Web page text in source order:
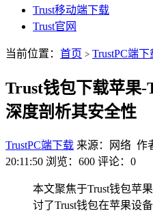
Trust移动端下载
Trust官网
当前位置： 首页 > TrustPC端下
Trust钱包下载苹果-
深度剖析其安全性
TrustPC端下载 来源：网络 作
20:11:50 浏览：600 评论：0
本文聚焦于Trust钱包苹
讨了Trust钱包在苹果设